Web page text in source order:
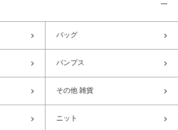
バッグ
パンプス
その他 雑貨
ニット